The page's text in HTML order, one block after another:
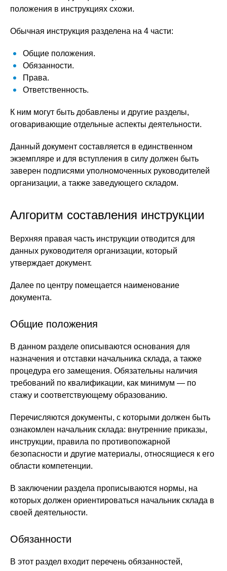
положения в инструкциях схожи.
Обычная инструкция разделена на 4 части:
Общие положения.
Обязанности.
Права.
Ответственность.
К ним могут быть добавлены и другие разделы,
оговаривающие отдельные аспекты деятельности.
Данный документ составляется в единственном
экземпляре и для вступления в силу должен быть
заверен подписями уполномоченных руководителей
организации, а также заведующего складом.
Алгоритм составления инструкции
Верхняя правая часть инструкции отводится для
данных руководителя организации, который
утверждает документ.
Далее по центру помещается наименование
документа.
Общие положения
В данном разделе описываются основания для
назначения и отставки начальника склада, а также
процедура его замещения. Обязательны наличия
требований по квалификации, как минимум — по
стажу и соответствующему образованию.
Перечисляются документы, с которыми должен быть
ознакомлен начальник склада: внутренние приказы,
инструкции, правила по противопожарной
безопасности и другие материалы, относящиеся к его
области компетенции.
В заключении раздела прописываются нормы, на
которых должен ориентироваться начальник склада в
своей деятельности.
Обязанности
В этот раздел входит перечень обязанностей,